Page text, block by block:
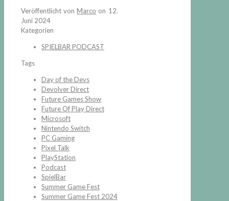
Veröffentlicht von Marco on 12.
Juni 2024
Kategorien
SPIELBAR PODCAST
Tags
Day of the Devs
Devolver Direct
Future Games Show
Future Of Play Direct
Microsoft
Nintendo Switch
PC Gaming
Pixel Talk
PlayStation
Podcast
SpielBar
Summer Game Fest
Summer Game Fest 2024